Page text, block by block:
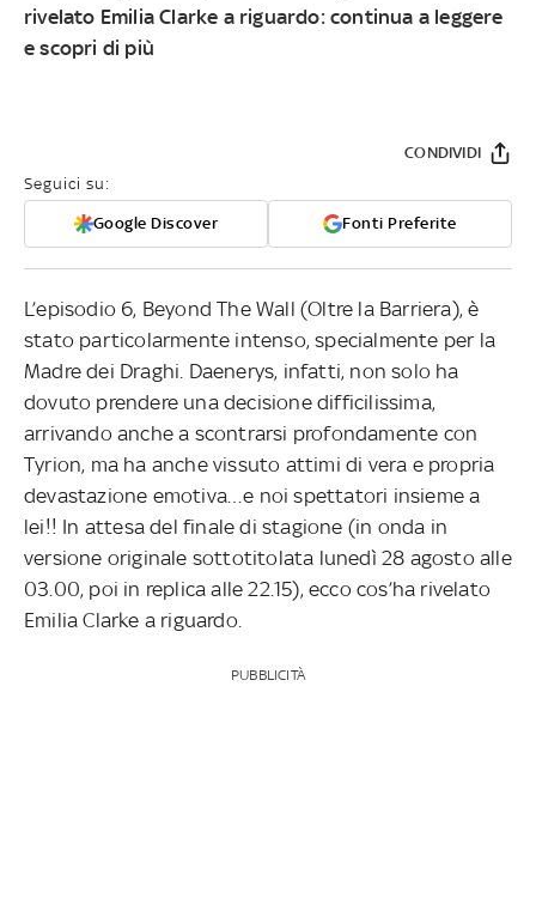
rivelato Emilia Clarke a riguardo: continua a leggere
e scopri di più
Seguici su:
Google Discover Fonti Preferite
CONDIVIDI
L’episodio 6, Beyond The Wall (Oltre la Barriera), è
stato particolarmente intenso, specialmente per la
Madre dei Draghi. Daenerys, infatti, non solo ha
dovuto prendere una decisione difficilissima,
arrivando anche a scontrarsi profondamente con
Tyrion, ma ha anche vissuto attimi di vera e propria
devastazione emotiva…e noi spettatori insieme a
lei!! In attesa del finale di stagione (in onda in
versione originale sottotitolata lunedì 28 agosto alle
03.00, poi in replica alle 22.15), ecco cos’ha rivelato
Emilia Clarke a riguardo.
PUBBLICITÀ